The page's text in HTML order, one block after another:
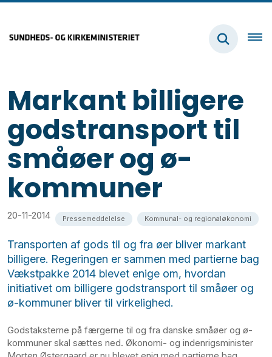
Markant billigere
godstransport til
småøer og ø-
kommuner
20-11-2014 Pressemeddelelse Kommunal- og regionaløkonomi
Transporten af gods til og fra øer bliver markant
billigere. Regeringen er sammen med partierne bag
Vækstpakke 2014 blevet enige om, hvordan
initiativet om billigere godstransport til småøer og
ø-kommuner bliver til virkelighed.
Godstaksterne på færgerne til og fra danske småøer og ø-
kommuner skal sættes ned. Økonomi- og indenrigsminister